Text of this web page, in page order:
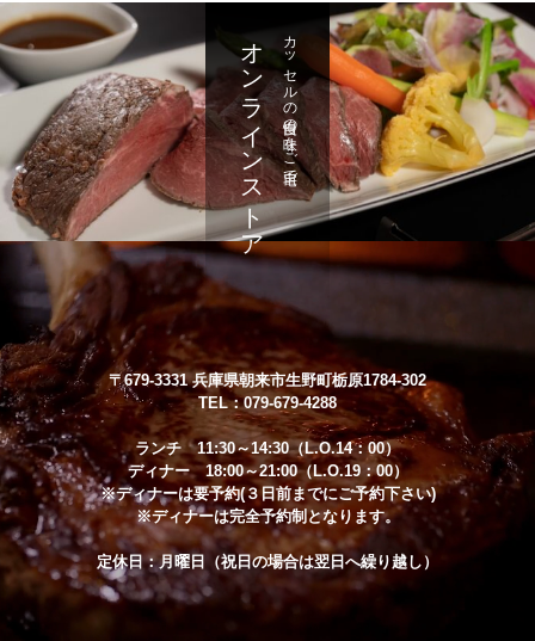
カッセルの自慢の味をご自宅で
オンラインストア
〒679-3331 兵庫県朝来市生野町栃原1784-302
TEL：079-679-4288
ランチ 11:30～14:30（L.O.14：00）
ディナー 18:00～21:00（L.O.19：00）
※ディナーは要予約(３日前までにご予約下さい)
※ディナーは完全予約制となります。
定休日：月曜日（祝日の場合は翌日へ繰り越し）